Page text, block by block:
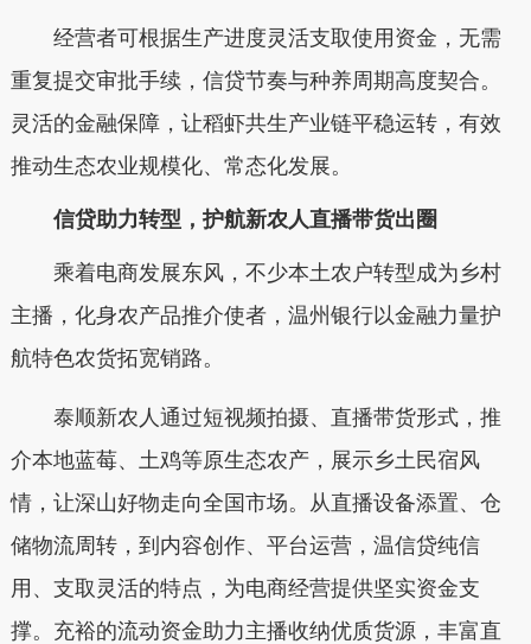
经营者可根据生产进度灵活支取使用资金，无需
重复提交审批手续，信贷节奏与种养周期高度契合。
灵活的金融保障，让稻虾共生产业链平稳运转，有效
推动生态农业规模化、常态化发展。
信贷助力转型，护航新农人直播带货出圈
乘着电商发展东风，不少本土农户转型成为乡村
主播，化身农产品推介使者，温州银行以金融力量护
航特色农货拓宽销路。
泰顺新农人通过短视频拍摄、直播带货形式，推
介本地蓝莓、土鸡等原生态农产，展示乡土民宿风
情，让深山好物走向全国市场。从直播设备添置、仓
储物流周转，到内容创作、平台运营， 温信贷纯信
用、支取灵活的特点，为电商经营提供坚实资金支
撑。充裕的流动资金助力主播收纳优质货源，丰富直